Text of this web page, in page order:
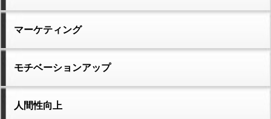
マーケティング
モチベーションアップ
人間性向上